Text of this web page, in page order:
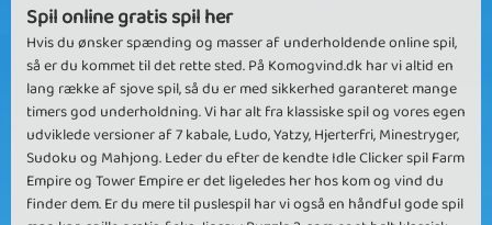
Spil online gratis spil her
Hvis du ønsker spænding og masser af underholdende online spil,
så er du kommet til det rette sted. På Komogvind.dk har vi altid en
lang række af sjove spil, så du er med sikkerhed garanteret mange
timers god underholdning. Vi har alt fra klassiske spil og vores egen
udviklede versioner af 7 kabale, Ludo, Yatzy, Hjerterfri, Minestryger,
Sudoku og Mahjong. Leder du efter de kendte Idle Clicker spil Farm
Empire og Tower Empire er det ligeledes her hos kom og vind du
finder dem. Er du mere til puslespil har vi også en håndful gode spil